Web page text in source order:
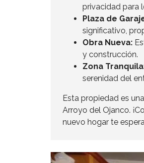
privacidad para
Plaza de
significativo,
Obra Nueva:
y construcción.
Zona
serenidad del
Esta propiedad es
Arroyo del Ojanco.
nuevo hogar te